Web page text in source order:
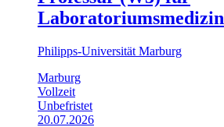
Laboratoriumsmedizin
Philipps-Universität Marburg
Marburg
Vollzeit
Unbefristet
20.07.2026